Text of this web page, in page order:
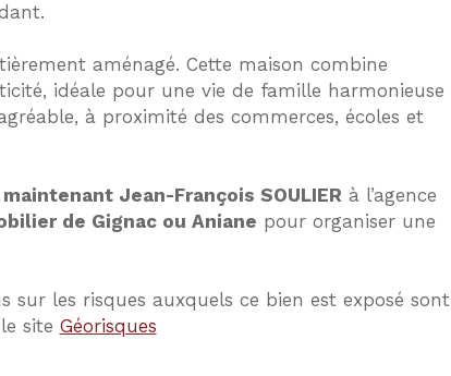
aménagé. Cette maison combine
idéale pour une vie de famille harmonieuse
à proximité des commerces, écoles et
Jean-François SOULIERà l’agence
de Gignac ou Aniane pour organiser une
sur les risques auxquels ce bien est exposé sont
site Géorisques